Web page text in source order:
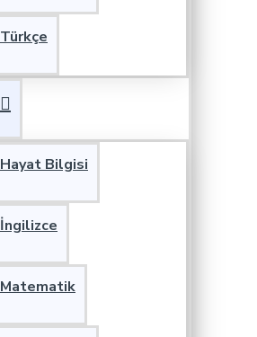
Türkçe
Hayat Bilgisi
İngilizce
Matematik